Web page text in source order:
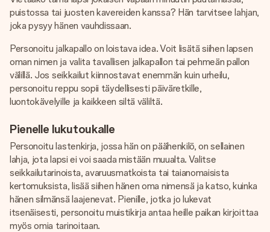
puistossa tai juosten kavereiden kanssa? Hän tarvitsee lahjan,
joka pysyy hänen vauhdissaan.
Personoitu jalkapallo on loistava idea. Voit lisätä siihen lapsen
oman nimen ja valita tavallisen jalkapallon tai pehmeän pallon
välillä. Jos seikkailut kiinnostavat enemmän kuin urheilu,
personoitu reppu sopii täydellisesti päiväretkille,
luontokävelyille ja kaikkeen siltä väliltä.
Pienelle lukutoukalle
Personoitu lastenkirja, jossa hän on päähenkilö, on sellainen
lahja, jota lapsi ei voi saada mistään muualta. Valitse
seikkailutarinoista, avaruusmatkoista tai taianomaisista
kertomuksista, lisää siihen hänen oma nimensä ja katso, kuinka
hänen silmänsä laajenevat. Pienille, jotka jo lukevat
itsenäisesti, personoitu muistikirja antaa heille paikan kirjoittaa
myös omia tarinoitaan.